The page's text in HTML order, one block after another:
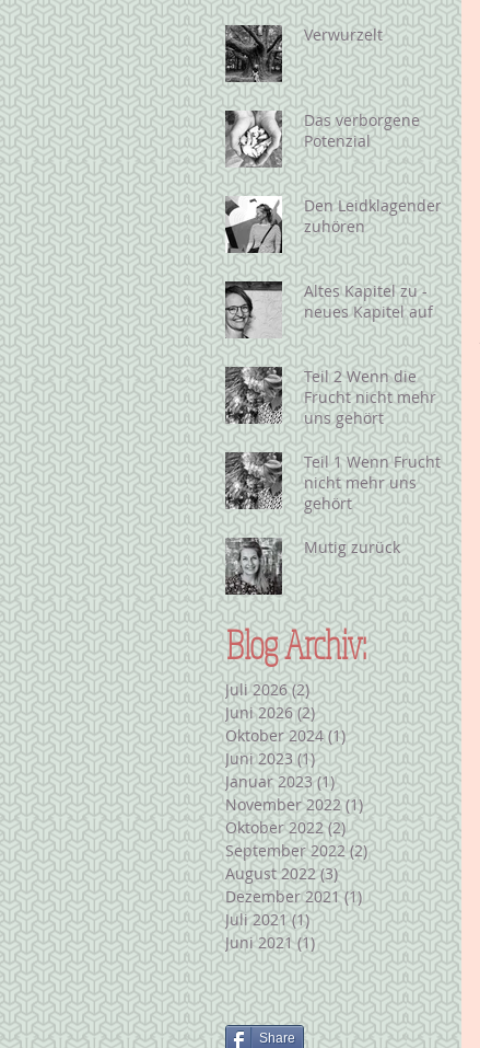
Verwurzelt
Das verborgene
Potenzial
Den Leidklagenden
zuhören
Altes Kapitel zu -
neues Kapitel auf
Teil 2 Wenn die
Frucht nicht mehr
uns gehört
Teil 1 Wenn Frucht
nicht mehr uns
gehört
Mutig zurück
Blog Archiv:
Juli 2026 (2)2 Beiträge
Juni 2026 (2)2 Beiträge
Oktober 2024 (1)1 Beitrag
Juni 2023 (1)1 Beitrag
Januar 2023 (1)1 Beitrag
November 2022 (1)1 Beitrag
Oktober 2022 (2)2 Beiträge
September 2022 (2)2 Beiträge
August 2022 (3)3 Beiträge
Dezember 2021 (1) 1 Beitrag
Juli 2021 (1)1 Beitrag
Juni 2021 (1)1 Beitrag
Share